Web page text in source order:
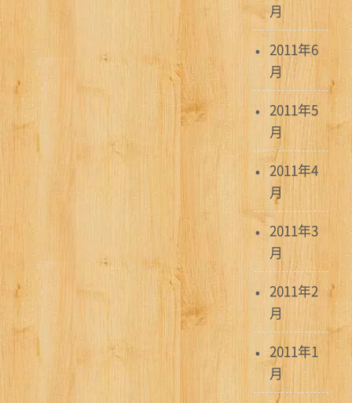
月
2011年6
月
2011年5
月
2011年4
月
2011年3
月
2011年2
月
2011年1
月